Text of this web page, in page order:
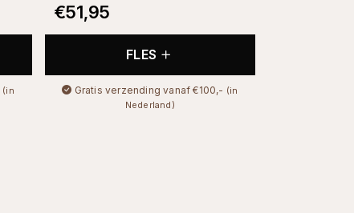
(in
€51,95
FLES
Gratis verzending vanaf €100,- (in
Nederland)